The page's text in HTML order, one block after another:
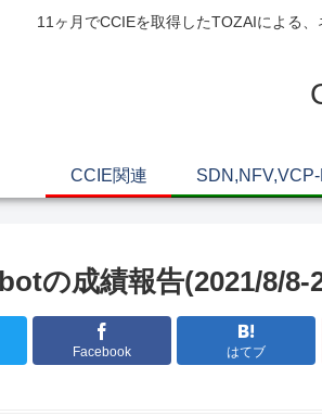
11ヶ月でCCIEを取得したTOZAIによる
CCIE関連
の成績報告(2021/8/8-
Facebook はてブ